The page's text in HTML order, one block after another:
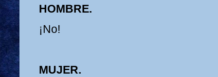
HOMBRE.
¡No!
MUJER.